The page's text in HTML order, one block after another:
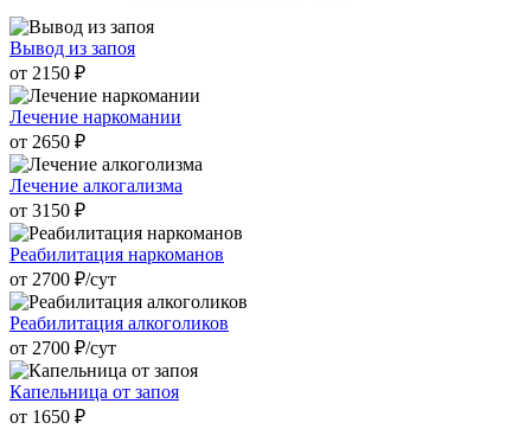
Вывод из запоя
от 2150 ₽
Лечение наркомании
от 2650 ₽
Лечение алкогализма
от 3150 ₽
Реабилитация наркоманов
от 2700 ₽/cут
Реабилитация алкоголиков
от 2700 ₽/cут
Капельница от запоя
от 1650 ₽